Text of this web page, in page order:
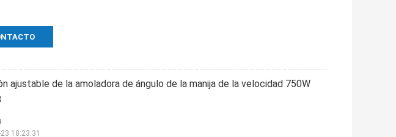
ajustable de la amoladora de ángulo de la manija de la velocidad 750W
18:23:31